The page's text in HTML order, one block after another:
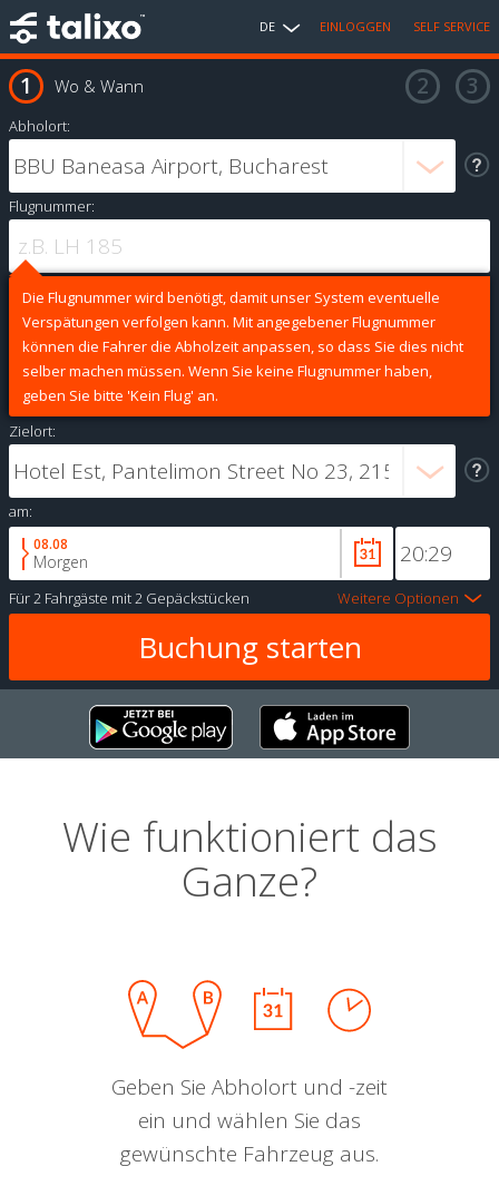
DE EINLOGGEN SELF SERVICE
Wo & Wann
Abholort:
Flugnummer:
Die Flugnummer wird benötigt, damit unser System eventuelle
Verspätungen verfolgen kann. Mit angegebener Flugnummer
können die Fahrer die Abholzeit anpassen, so dass Sie dies nicht
selber machen müssen. Wenn Sie keine Flugnummer haben,
geben Sie bitte 'Kein Flug' an.
Zielort:
am:
08.08
Morgen
Für2 Fahrgäste mit2 Gepäckstücken Weitere Optionen
Wie funktioniert das
Ganze?
Geben Sie Abholort und -zeit
ein und wählen Sie das
gewünschte Fahrzeug aus.